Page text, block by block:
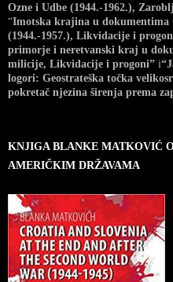
Ozne i Udbe (1944.-1962.),
“Imotska krajina u dokumentima
(1944.-1957.), Likvidacije i
primorje i neretvanski kraj u
milicije, Likvidacije i progoni” i
logori: Geostrateška točka
pokretač njezina širenja prema
KNJIGA BLANKE MATKOVIĆ
AMERIČKIM DRŽAVAMA